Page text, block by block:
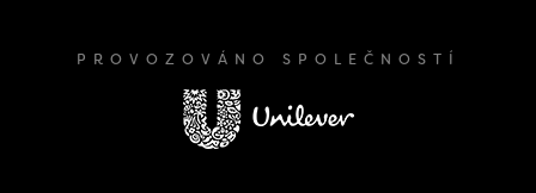
PROVOZOVÁNO SPOLEČNOSTÍ